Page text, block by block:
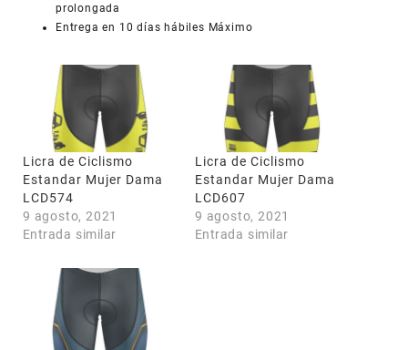
prolongada
Entrega en 10 días hábiles Máximo
Licra de Ciclismo
Estandar Mujer Dama
LCD574
9 agosto, 2021
Entrada similar
Licra de Ciclismo
Estandar Mujer Dama
LCD607
9 agosto, 2021
Entrada similar
COUPONX1679720916 COPIAR CÓDIGO